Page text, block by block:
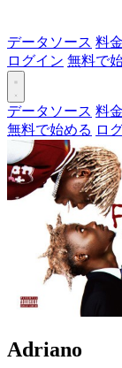
データソース 料金
ログイン 無料で
データソース 料金
無料で始める ロ
Adriano